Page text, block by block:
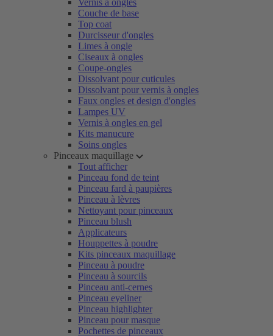
Vernis à ongles
Couche de base
Top coat
Durcisseur d'ongles
Limes à ongle
Ciseaux à ongles
Coupe-ongles
Dissolvant pour cuticules
Dissolvant pour vernis à ongles
Faux ongles et design d'ongles
Lampes UV
Vernis à ongles en gel
Kits manucure
Soins ongles
Pinceaux maquillage
Tout afficher
Pinceau fond de teint
Pinceau fard à paupières
Pinceau à lèvres
Nettoyant pour pinceaux
Pinceau blush
Applicateurs
Houppettes à poudre
Kits pinceaux maquillage
Pinceau à poudre
Pinceau à sourcils
Pinceau anti-cernes
Pinceau eyeliner
Pinceau highlighter
Pinceau pour masque
Pochettes de pinceaux